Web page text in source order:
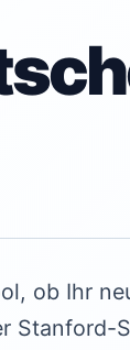
ob Ihr
Stanford-